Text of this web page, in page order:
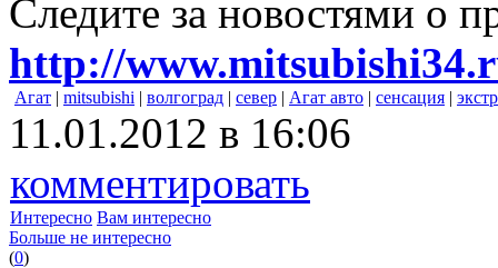
Следите за новостями о
http://
Агат | mitsubishi | волгоград | север | Агат авто | сенсация |
11.01.2012 в 16:06
комментировать
Интересно Вам интересно
Больше не интересно
(0)